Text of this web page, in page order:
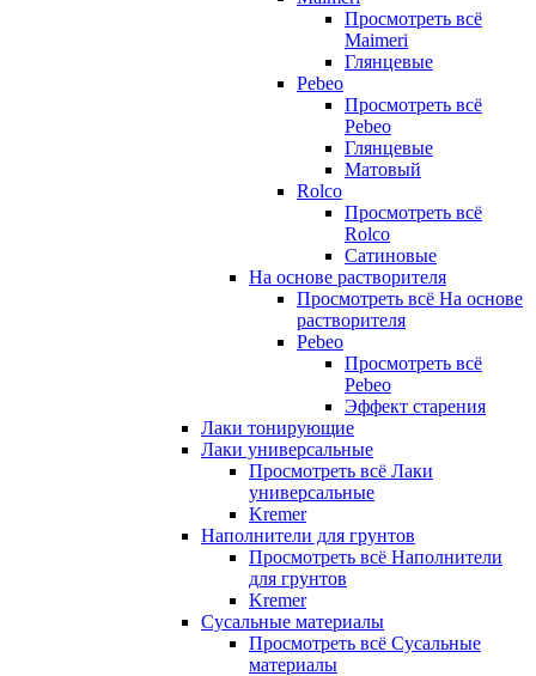
Просмотреть всё
Maimeri
Глянцевые
Pebeo
Просмотреть всё
Pebeo
Глянцевые
Матовый
Rolco
Просмотреть всё
Rolco
Сатиновые
На основе растворителя
Просмотреть всё На основе
растворителя
Pebeo
Просмотреть всё
Pebeo
Эффект старения
Лаки тонирующие
Лаки универсальные
Просмотреть всё Лаки
универсальные
Kremer
Наполнители для грунтов
Просмотреть всё Наполнители
для грунтов
Kremer
Сусальные материалы
Просмотреть всё Сусальные
материалы